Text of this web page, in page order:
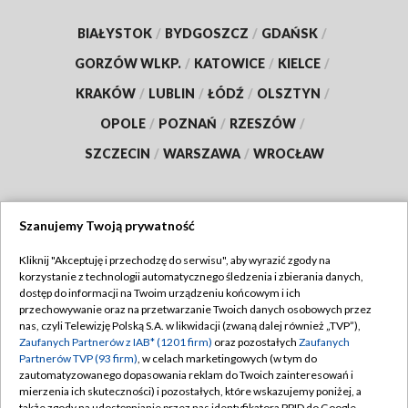
BIAŁYSTOK / BYDGOSZCZ / GDAŃSK /
GORZÓW WLKP. / KATOWICE / KIELCE /
KRAKÓW / LUBLIN / ŁÓDŹ / OLSZTYN /
OPOLE / POZNAŃ / RZESZÓW /
SZCZECIN / WARSZAWA / WROCŁAW
TVP
Abonament TVP
Emisja w TVP
Centrum informacji TVP
Naziemna Telewizja Cyfrowa
Regulamin TVP
Polityka prywatności
Moje zgody
Pomoc
Szanujemy Twoją prywatność
Kliknij "Akceptuję i przechodzę do serwisu", aby wyrazić zgody na
korzystanie z technologii automatycznego śledzenia i zbierania danych,
dostęp do informacji na Twoim urządzeniu końcowym i ich
przechowywanie oraz na przetwarzanie Twoich danych osobowych przez
nas, czyli Telewizję Polską S.A. w likwidacji (zwaną dalej również „TVP”),
Zaufanych Partnerów z IAB* (1201 firm) oraz pozostałych Zaufanych
Partnerów TVP (93 firm), w celach marketingowych (w tym do
zautomatyzowanego dopasowania reklam do Twoich zainteresowań i
mierzenia ich skuteczności) i pozostałych, które wskazujemy poniżej, a